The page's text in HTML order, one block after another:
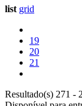
list grid
19
20
21
Resultado(s) 271 -